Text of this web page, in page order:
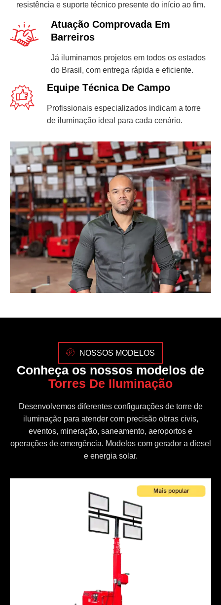
resistência e suporte técnico presente do início ao fim.
Atuação Comprovada Em
Barreiros
Já iluminamos projetos em todos os estados
do Brasil, com entrega rápida e eficiente.
Equipe Técnica De Campo
Profissionais especializados indicam a torre
de iluminação ideal para cada cenário.
NOSSOS MODELOS
Conheça os nossos modelos de
Torres De Iluminação
Desenvolvemos diferentes configurações de torre de
iluminação para atender com precisão obras civis,
eventos, mineração, saneamento, aeroportos e
operações de emergência. Modelos com gerador a diesel
e energia solar.